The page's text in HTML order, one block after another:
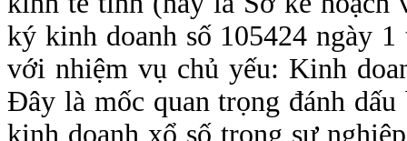
ký kinh doanh số 105424 ngày 1
với nhiệm vụ chủ yếu: Kinh
Đây là mốc quan trọng đánh
kinh doanh xổ số trong sự